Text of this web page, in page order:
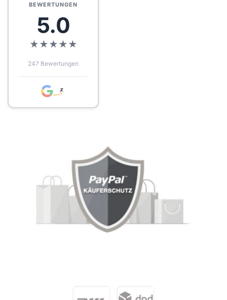
BEWERTUNGEN
5.0
★★★★★
247 Bewertungen